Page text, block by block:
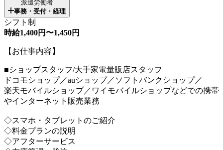
派遣労働者
事務・受付・経理
シフト制
時給1,400円〜1,450円
【お仕事内容】
■ショップスタッフ/大手家電量販店スタッフ
ドコモショップ／auショップ／ソフトバンクショップ／
楽天モバイルショップ／ワイモバイルショップなどでの携帯
やインターネット販売業務
◇スマホ・タブレットのご紹介
◇料金プランの説明
◇アフターサービス